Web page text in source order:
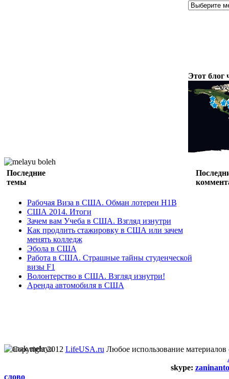
Этот блог
Последние
темы
Рабочая Виза в США. Обман лотереи H1B
США 2014. Итоги
Зачем вам Учеба в США. Взгляд изнутри
Как продлить стажировку в США или зачем
менять колледж
Эбола в США
Работа в США. Страшные тайны студенческой
визы F1
Волонтерство в США. Взгляд изнутри!
Аренда автомобиля в США
Copyright 2012 LifeUSA.ru Любое использование
skype:
слово